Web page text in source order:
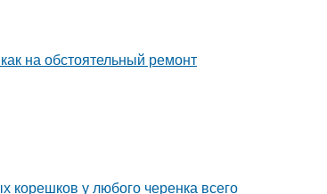
на обстоятельный ремонт
корешков у любого черенка всего